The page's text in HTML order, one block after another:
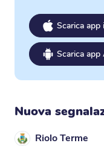
Scarica app
Scarica app
Nuova
Riolo Terme